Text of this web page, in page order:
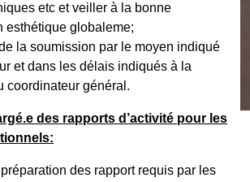
etc et veiller à la bonne
esthétique globaleme;
la soumission par le moyen indiqué
et dans les délais indiqués à la
coordinateur général.
des rapports d’activité pour les
des rapport requis par les